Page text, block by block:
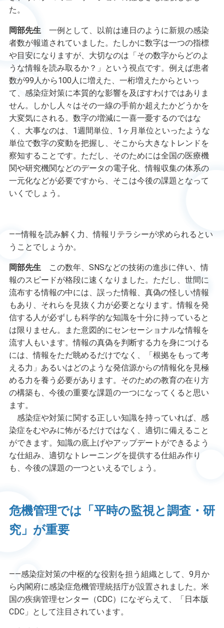
た。
岡部先生 一例として、以前は連日のように新規の感染
者数が報道されていました。たしかに数字は一つの指標
や目安になりますが、大切なのは「その数字からどのよ
うな情報を読み取るか？」という視点です。例えば患者
数が99人から100人に増えた、一桁増えたからといっ
て、感染症対策に本質的な影響を及ぼすわけではありま
せん。しかし人々はその一線の手前か超えたかどうかを
大変気にされる。数字の増減に一喜一憂するのではな
く、大事なのは、 1週間単位、 1 ヶ月単位といったような
単位で数字の変動を把握し、そこから大きなトレンドを
察知することです。ただし、そのためには全国の医療機
関や研究機関などのデータの電子化、情報収集の体系の
一元化などが必要ですから、そこは今後の課題となって
いくでしょう。
――情報を読み解く力、情報リテラシーが求められるとい
うことでしょうか。
岡部先生
この数年、SNSなどの技術の進歩に伴い、情
報のスピードが格段に速くなりました。ただし、世間に
流布する情報の中には、誤った情報、真偽の怪しい情報
もあり、それらを見抜く力が必要となります。情報を発
信する人が必ずしも科学的な知識を十分に持っていると
は限りません。また意図的にセンセーショナルな情報を
流す人もいます。情報の真偽を判断する力を身につける
には、情報をただ眺めるだけでなく、「根拠をもって考
える力」あるいはどのような発信源からの情報化を見極
める力を養う必要があります。そのための教育の在り方
の構築も、今後の重要な課題の一つになってくると思い
ます。
感染症や対策に関する正しい知識を持っていれば、感
染症をむやみに怖がるだけではなく、適切に備えること
ができます。知識の底上げやアップデートができるよう
な仕組み、適切なトレーニングを提供する仕組み作り
も、今後の課題の一つといえるでしょう。
危機管理では「平時の監視と調査・研
究」が重要
――感染症対策の中枢的な役割を担う組織として、 9月か
ら内閣府に感染症危機管理統括庁が設置されました。米
国の疾病管理センター（CDC）になぞらえて、「日本版
CDC」として注目されています。